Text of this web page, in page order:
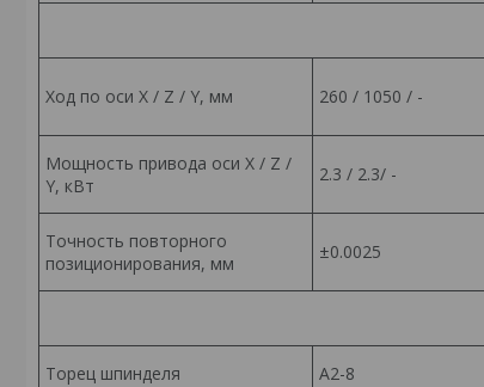
Ход по оси X / Z / Y, мм 260 / 1050 / -
Мощность привода оси X / Z /
Y, кВт
2.3 / 2.3/ -
Точность повторного
позиционирования, мм
±0.0025
Торец шпинделя А2-8